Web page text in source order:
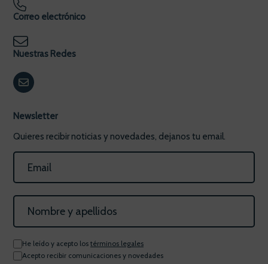
Correo electrónico
Nuestras Redes
Newsletter
Quieres recibir noticias y novedades, dejanos tu email.
He leído y acepto los términos legales
Acepto recibir comunicaciones y novedades